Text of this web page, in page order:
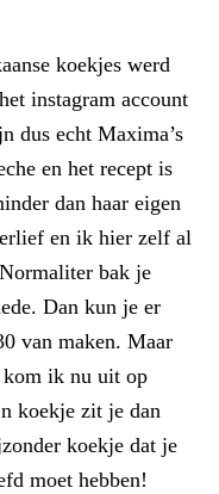
koekjes werd
instagram account
dus echt Maxima’s
en het recept is
dan haar eigen
en ik hier zelf al
bak je
Dan kun je er
van maken. Maar
kom ik nu uit op
koekje zit je dan
koekje dat je
moet hebben!